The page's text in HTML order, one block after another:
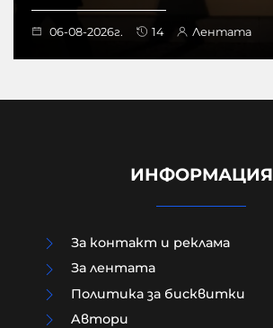
06-08-2026г. 14 Лентата
ИНФОРМАЦИЯ
За контакт и реклама
За лентата
Политика за бисквитки
Aвтори